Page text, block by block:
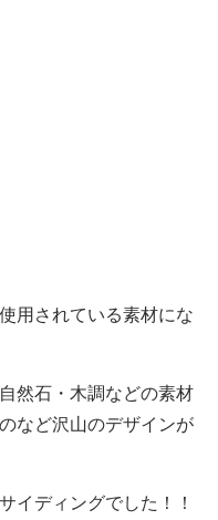
用されている素材にな
然石・木調などの素材
など沢山のデザインが
イディングでした！！